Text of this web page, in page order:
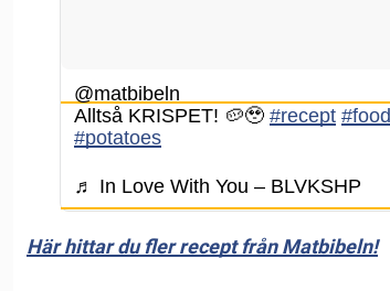
@matbibeln
Alltså KRISPET! 🥔🥹 #recept #food
#potatoes
♬ In Love With You – BLVKSHP
Här hittar du fler recept från Matbibeln!